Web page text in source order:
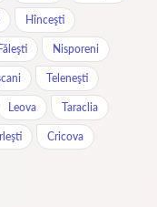
Hînceşti
Făleşti Nisporeni
Teleneşti
Leova Taraclia
Cricova